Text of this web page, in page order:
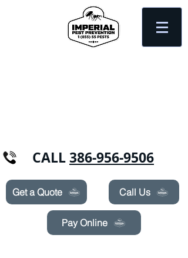
CALL386-956-9506
Get a Quote Call Us
Pay Online